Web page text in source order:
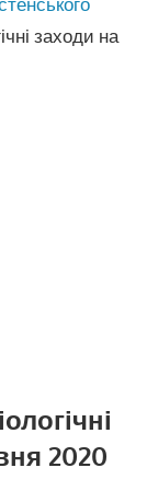
заходи на
2020